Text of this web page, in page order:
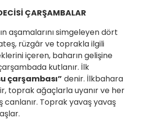
ÇARŞAMBALAR
aşamalarını simgeleyen dört
rüzgâr ve toprakla ilgili
içeren, baharın gelişine
kutlanır. İlk
çarşambası” denir. İlkbahara
toprak ağaçlarla uyanır ve her
canlanır. Toprak yavaş yavaş